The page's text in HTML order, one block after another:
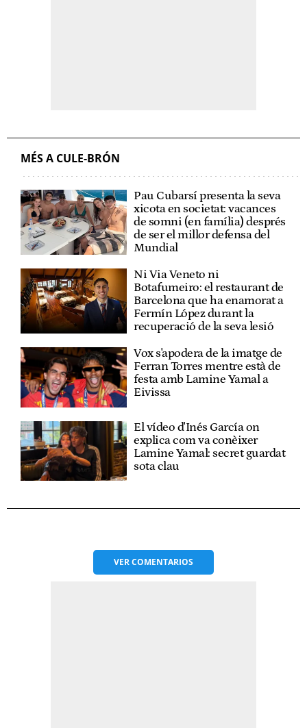
MÉS A CULE-BRÓN
Pau Cubarsí presenta la seva
xicota en societat: vacances
de somni (en família) després
de ser el millor defensa del
Mundial
Ni Via Veneto ni
Botafumeiro: el restaurant de
Barcelona que ha enamorat a
Fermín López durant la
recuperació de la seva lesió
Vox s'apodera de la imatge de
Ferran Torres mentre està de
festa amb Lamine Yamal a
Eivissa
El vídeo d'Inés García on
explica com va conèixer
Lamine Yamal: secret guardat
sota clau
VERCOMENTARIOS